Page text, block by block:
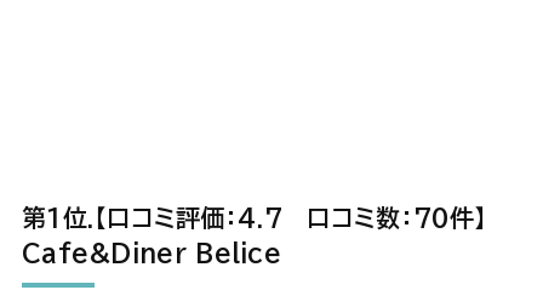
第1位.【口コミ評価：4.7 口コミ数：70件】
Cafe&Diner Belice